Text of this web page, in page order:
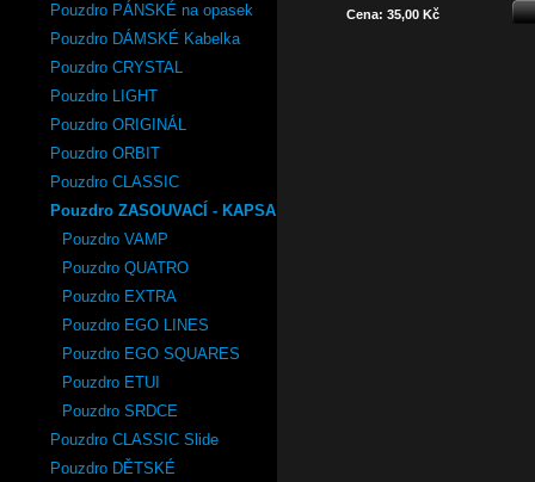
Pouzdro PÁNSKÉ na opasek
Pouzdro DÁMSKÉ Kabelka
Pouzdro CRYSTAL
Pouzdro LIGHT
Pouzdro ORIGINÁL
Pouzdro ORBIT
Pouzdro CLASSIC
Pouzdro ZASOUVACÍ - KAPSA
Pouzdro VAMP
Pouzdro QUATRO
Pouzdro EXTRA
Pouzdro EGO LINES
Pouzdro EGO SQUARES
Pouzdro ETUI
Pouzdro SRDCE
Pouzdro CLASSIC Slide
Pouzdro DĚTSKÉ
Cena: 35,00 Kč